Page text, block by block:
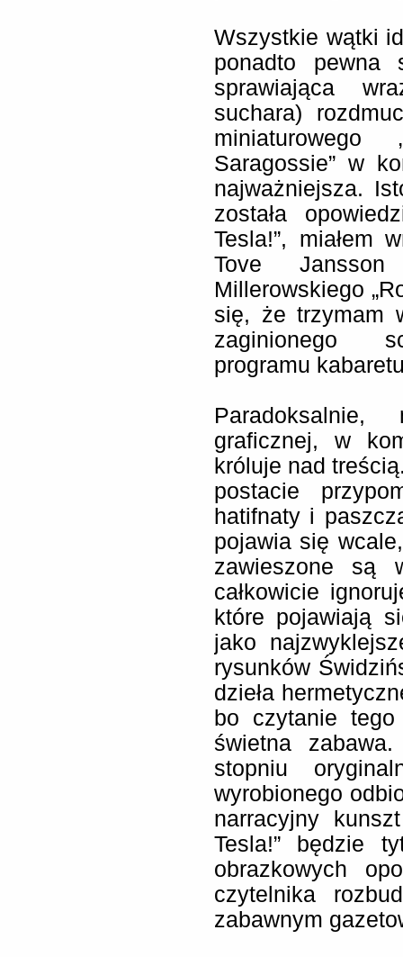
Wszystkie wątki
ponadto pewna
sprawiająca
suchara)
miniaturowego
Saragossie” w
najważniejsza.
została
Tesla!”, miałem
Tove
Millerowskiego
się, że trzymam
zaginionego
programu
graficznej, w
króluje nad
postacie
hatifnaty i
pojawia się
zawieszone są
całkowicie
które pojawiają
jako
rysunków
dzieła
bo czytanie
świetna
stopniu
wyrobionego
narracyjny
Tesla!” będzie
obrazkowych
czytelnika
zabawnym